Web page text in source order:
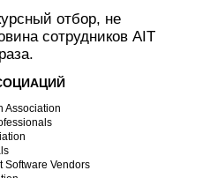
отбор, не
сотрудников AIT